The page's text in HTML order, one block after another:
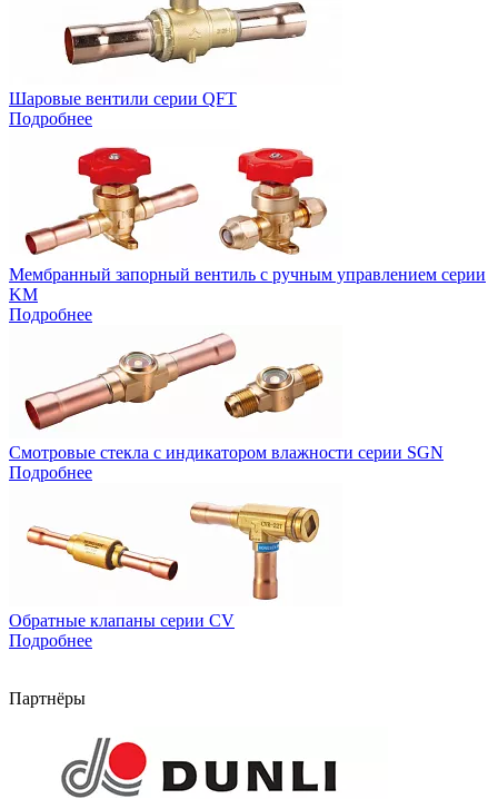
Шаровые вентили серии QFT
Подробнее
Мембранный запорный вентиль с ручным управлением серии
KM
Подробнее
Смотровые стекла с индикатором влажности серии SGN
Подробнее
Обратные клапаны серии CV
Подробнее
Партнёры